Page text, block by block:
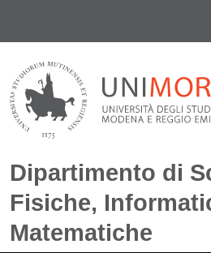
Dipartimento di
Fisiche,
Matematiche